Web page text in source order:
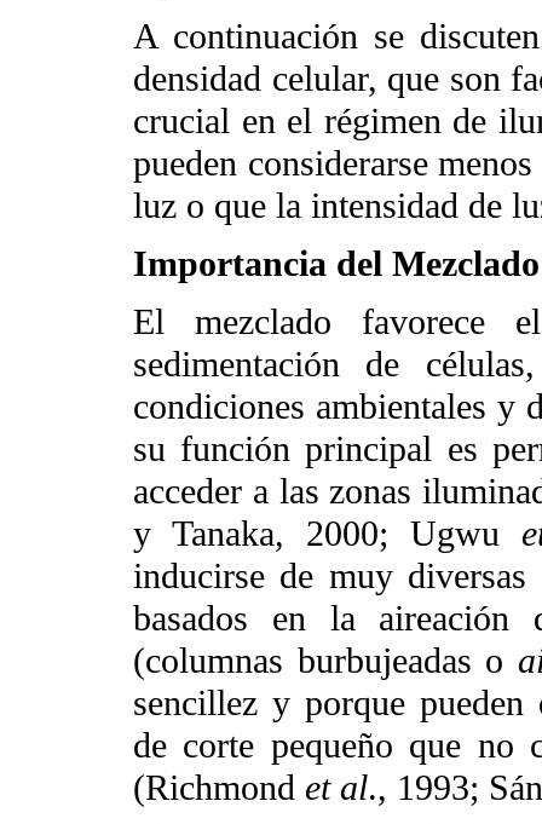
A continuación se
densidad celular, que son
crucial en el régimen de
pueden considerarse
luz o que la intensidad de
Importancia del
El mezclado favorece
sedimentación de
condiciones ambientales y
su función principal es
acceder a las zonas
y Tanaka, 2000; Ugwu
inducirse de muy
basados en la
(columnas burbujeadas o
sencillez y porque
de corte pequeño que no
(Richmond et al., 1993;